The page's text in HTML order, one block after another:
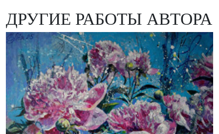
ДРУГИЕ РАБОТЫ АВТОРА